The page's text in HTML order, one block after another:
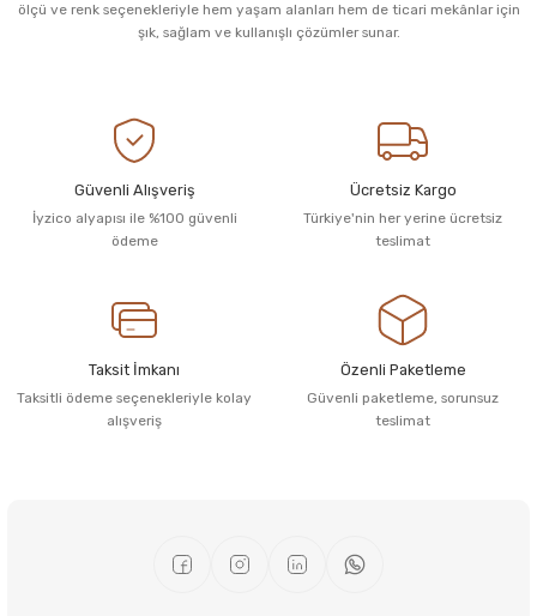
ölçü ve renk seçenekleriyle hem yaşam alanları hem de ticari mekânlar için
şık, sağlam ve kullanışlı çözümler sunar.
Güvenli Alışveriş
İyzico alyapısı ile %100 güvenli
ödeme
Ücretsiz Kargo
Türkiye'nin her yerine ücretsiz
teslimat
Taksit İmkanı
Taksitli ödeme seçenekleriyle kolay
alışveriş
Özenli Paketleme
Güvenli paketleme, sorunsuz
teslimat